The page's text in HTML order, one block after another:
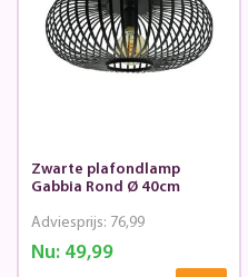
Zwarte plafondlamp
Gabbia Rond Ø 40cm
Nu:49,99
Adviesprijs: 76,99